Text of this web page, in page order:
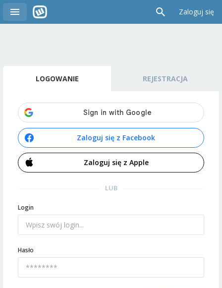
Zaloguj się
LOGOWANIE REJESTRACJA
Zaloguj się z Facebook
Zaloguj się z Apple
LUB
Login
Hasło